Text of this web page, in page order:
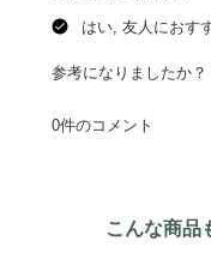
こんな商品